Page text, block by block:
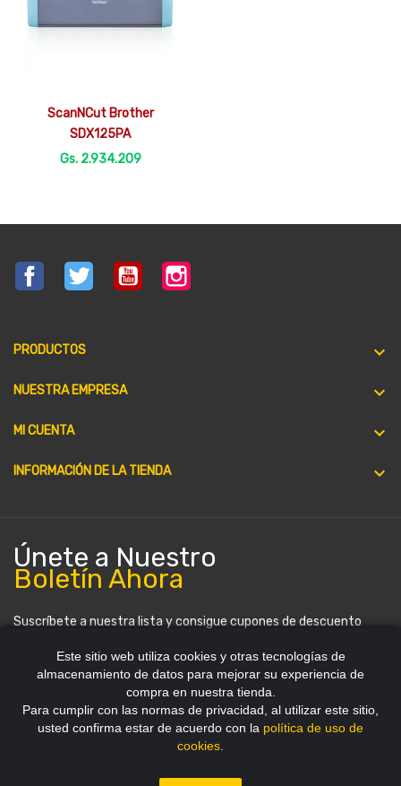
Vista rápida
ScanNCut Brother
SDX125PA
Gs. 2.934.209
FacebookTwitter YouTube
PRODUCTOS 
NUESTRA EMPRESA 
MI CUENTA 
INFORMACIÓN DE LA TIENDA keyboard_arrow_down
Este sitio web utiliza cookies y otras tecnologías de
almacenamiento de datos para mejorar su experiencia de
compra en nuestra tienda.
Para cumplir con las normas de privacidad, al utilizar este sitio,
usted confirma estar de acuerdo con la política de uso de
cookies
Únete a Nuestro
Boletín Ahora
Suscríbete a nuestra lista y consigue cupones de descuento